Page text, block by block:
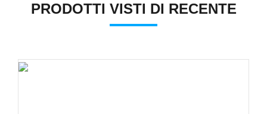
PRODOTTI VISTI DI RECENTE